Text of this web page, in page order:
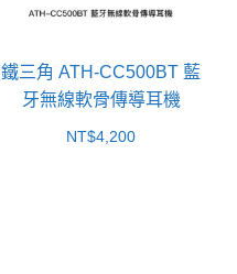
鐵三角 ATH-CC500BT 藍
牙無線軟骨傳導耳機
NT$4,200